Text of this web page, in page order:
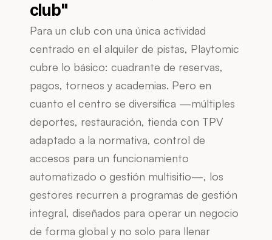
club"
Para un club con una única actividad
centrado en el alquiler de pistas, Playtomic
cubre lo básico: cuadrante de reservas,
pagos, torneos y academias. Pero en
cuanto el centro se diversifica —múltiples
deportes, restauración, tienda con TPV
adaptado a la normativa, control de
accesos para un funcionamiento
automatizado o gestión multisitio—, los
gestores recurren a programas de gestión
integral, diseñados para operar un negocio
de forma global y no solo para llenar